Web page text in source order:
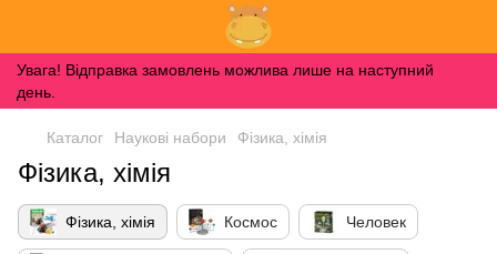
Увага! Відправка замовлень можлива лише на наступний
день.
Каталог Наукові набори Фізика, хімія
Фізика, хімія
Фізика, хімія Космос Человек